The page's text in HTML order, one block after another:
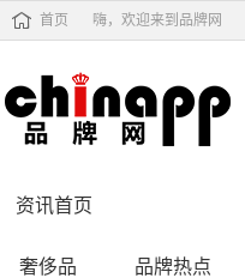
首页 嗨，欢迎来到品牌网
资讯首页
奢侈品 品牌热点